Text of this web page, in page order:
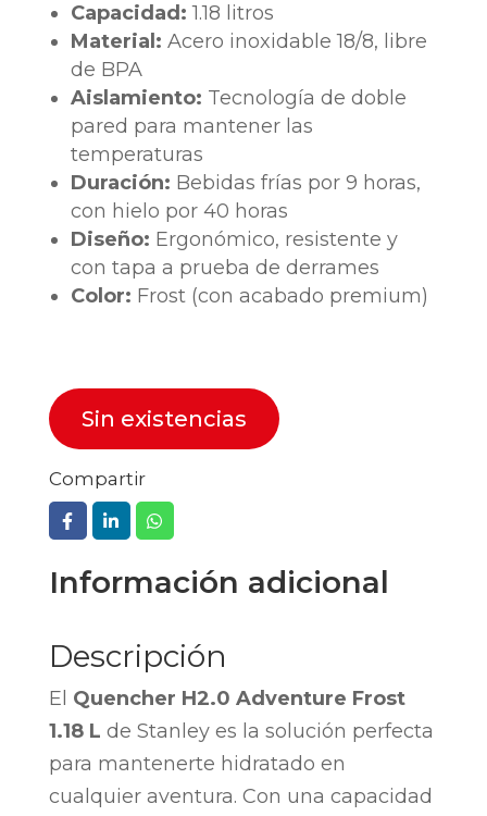
Capacidad: 1.18 litros
Material: Acero inoxidable 18/8, libre
de BPA
Aislamiento: Tecnología de doble
pared para mantener las
temperaturas
Duración: Bebidas frías por 9 horas,
con hielo por 40 horas
Diseño: Ergonómico, resistente y
con tapa a prueba de derrames
Color: Frost (con acabado premium)
Sin existencias
Compartir
Información adicional
Descripción
El Quencher H2.0 Adventure Frost
1.18 L de Stanley es la solución perfecta
para mantenerte hidratado en
cualquier aventura. Con una capacidad